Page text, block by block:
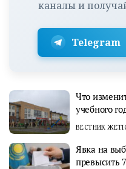
каналы и
Telegram
Что
учебного
ВЕСТНИК
Явка на
превысить